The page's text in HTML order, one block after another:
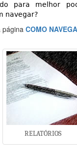
para melhor
navegar?
páginaCOMO
RELATÓRIOS